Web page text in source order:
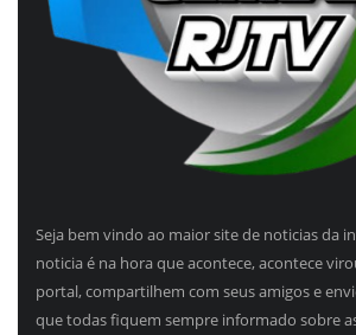
Seja bem vindo ao maior site de noticias da
noticia é na hora que acontece, acontece
portal, compartilhem com seus amigos e
que todas fiquem sempre informado sobre